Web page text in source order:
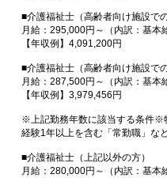
■介護福祉士（高齢者向け施設で
月給：295,000円～（内訳：基本
【年収例】4,091,200円
■介護福祉士（高齢者向け施設で
月給：287,500円～（内訳：基本
【年収例】3,979,456円
※上記勤務年数に該当する条件※
経験1年以上を含む「常勤職」な
■介護福祉士（上記以外の方）
月給：280,000円～（内訳：基本